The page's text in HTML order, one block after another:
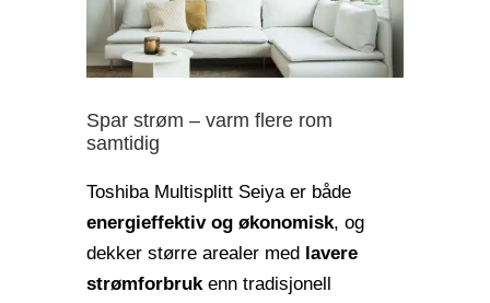
Spar strøm – varm flere rom
samtidig
Toshiba Multisplitt Seiya er både
energieffektiv og økonomisk, og
dekker større arealer med
lavere
strømforbrukenn tradisjonell